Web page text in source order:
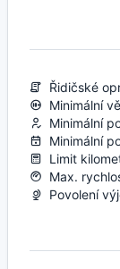
Řidičské
Minimální
Minimální
Minimální
Limit
Max.
Povolení